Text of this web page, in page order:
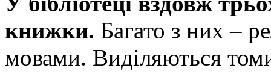
книжки. Багато з них –
мовами. Виділяються